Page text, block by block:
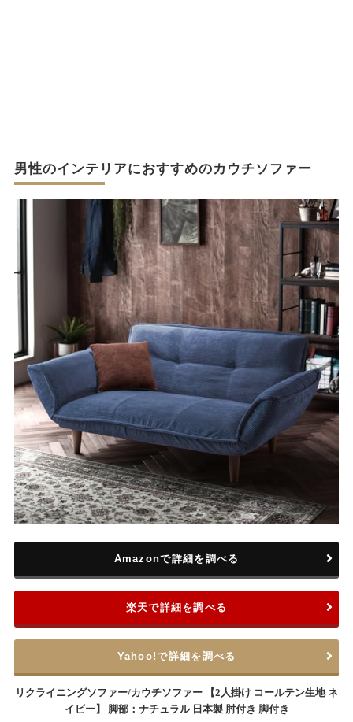
男性のインテリアにおすすめのカウチソファー
リクライニングソファー/カウチソファー 【2人掛け コールテン生地 ネ
イビー】 脚部：ナチュラル 日本製 肘付き 脚付き
Amazonで詳細を調べる
楽天で詳細を調べる
Yahoo!で詳細を調べる